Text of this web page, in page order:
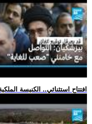
.. افتتاح استثنائي.. الكنيسة